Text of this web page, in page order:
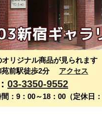
オリジナル商品が見られます
苑前駅徒歩2分 アクセス
03-3350-9552
：9：00～18：00（定休日：